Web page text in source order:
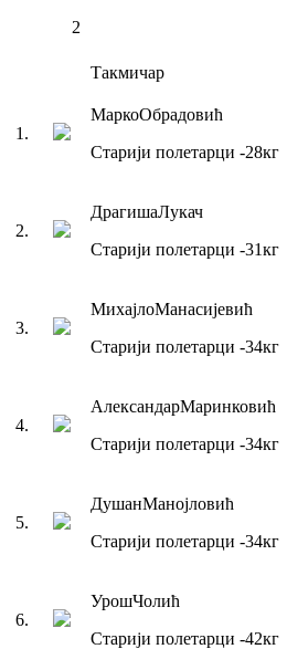
2
Такмичар
1 .
МаркоОбрадовић
Старији полетарци -28кг
2.
ДрагишаЛукач
Старији полетарци -31кг
3.
МихајлоМанасијевић
Старији полетарци -34кг
4.
АлександарМаринковић
Старији полетарци -34кг
5.
ДушанМанојловић
Старији полетарци -34кг
6.
УрошЧолић
Старији полетарци -42кг